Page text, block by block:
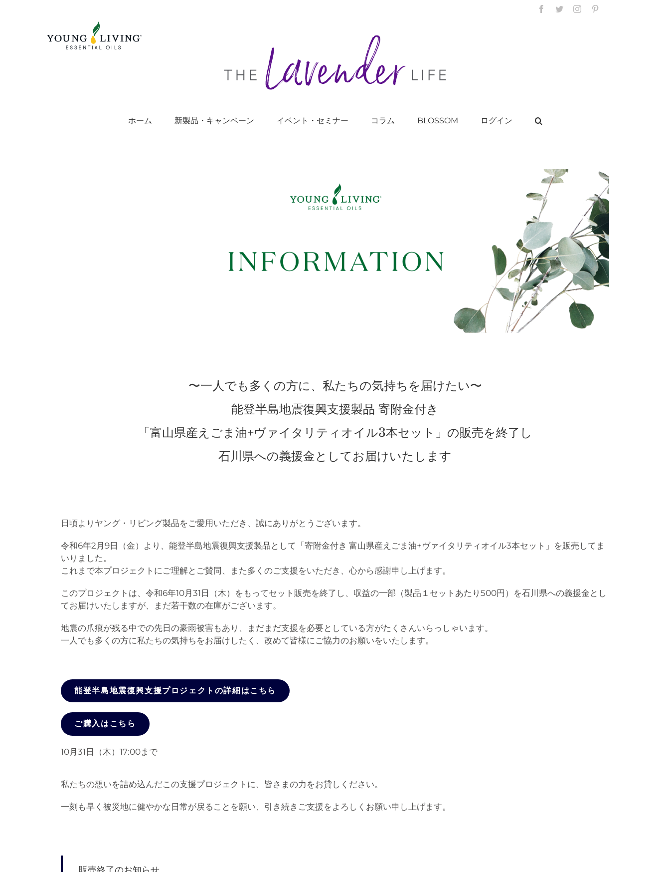
Facebook
TwitterInstagram
ホーム 新製品・キャンペーン イベント・セミナー コラム BLOSSOM ログイン
〜一人でも多くの方に、私たちの気持ちを届けたい〜
能登半島地震復興支援製品 寄附金付き
「富山県産えごま油+ヴァイタリティオイル3本セット」の販売を終了し
石川県への義援金としてお届けいたします
日頃よりヤング・リビング製品をご愛用いただき、誠にありがとうございます。
令和6年2月9日（金）より、能登半島地震復興支援製品として「寄附金付き 富山県産えごま油+ヴァイタリティオイル3本セット」を販売してま
いりました。
これまで本プロジェクトにご理解とご賛同、また多くのご支援をいただき、心から感謝申し上げます。
このプロジェクトは、令和6年10月31日（木）をもってセット販売を終了し、収益の一部（製品１セットあたり500円）を石川県への義援金とし
てお届けいたしますが、まだ若干数の在庫がございます。
地震の爪痕が残る中での先日の豪雨被害もあり、まだまだ支援を必要としている方がたくさんいらっしゃいます。
一人でも多くの方に私たちの気持ちをお届けしたく、改めて皆様にご協力のお願いをいたします。
能登半島地震復興支援プロジェクト の詳細はこちら
ご購入はこちら
10月31日（木）17:00まで
私たちの想いを詰め込んだこの支援プロジェクトに、皆さまの力をお貸しください。
一刻も早く被災地に健やかな日常が戻ることを願い、引き続きご支援をよろしくお願い申し上げます。